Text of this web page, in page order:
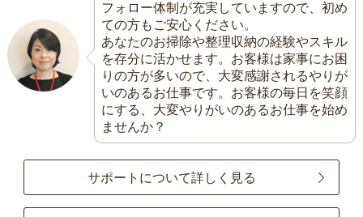
フォロー体制が充実していますので、初め
ての方もご安心ください。
あなたのお掃除や整理収納の経験やスキル
を存分に活かせます。お客様は家事にお困
りの方が多いので、大変感謝されるやりが
いのあるお仕事です。お客様の毎日を笑顔
にする、大変やりがいのあるお仕事を始め
ませんか？
サポートについて詳しく見る